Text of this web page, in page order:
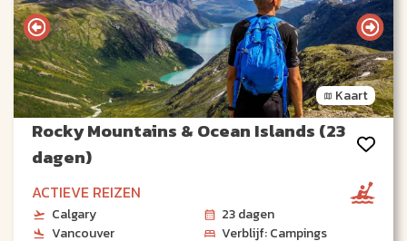
Kaart
Rocky Mountains & Ocean Islands (23
dagen)
ACTIEVE REIZEN
Calgary
23 dagen
Vancouver
Verblijf: Campings